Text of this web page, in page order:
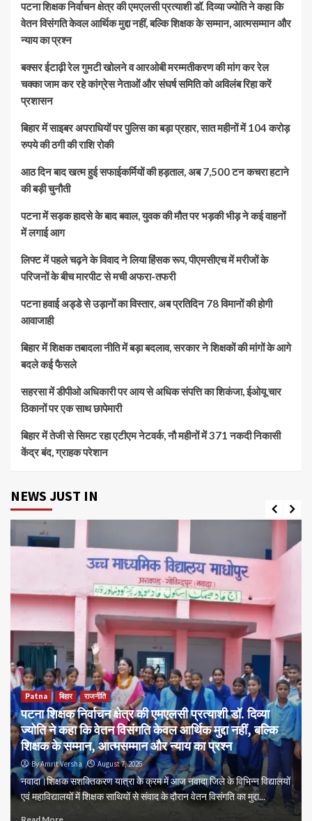
पटना शिक्षक निर्वाचन क्षेत्र की एमएलसी प्रत्याशी डॉ. दिव्या ज्योति ने कहा कि
वेतन विसंगति केवल आर्थिक मुद्दा नहीं, बल्कि शिक्षक के सम्मान, आत्मसम्मान और
न्याय का प्रश्न
बक्सर ईटाढ़ी रेल गुमटी खोलने व आरओबी मरम्मतीकरण की मांग कर रेल
चक्का जाम कर रहे कांग्रेस नेताओं और संघर्ष समिति को अविलंब रिहा करें
प्रशासन
बिहार में साइबर अपराधियों पर पुलिस का बड़ा प्रहार, सात महीनों में 104 करोड़
रुपये की ठगी की राशि रोकी
आठ दिन बाद खत्म हुई सफाईकर्मियों की हड़ताल, अब 7,500 टन कचरा हटाने
की बड़ी चुनौती
पटना में सड़क हादसे के बाद बवाल, युवक की मौत पर भड़की भीड़ ने कई वाहनों
में लगाई आग
लिफ्ट में पहले चढ़ने के विवाद ने लिया हिंसक रूप, पीएमसीएच में मरीजों के
परिजनों के बीच मारपीट से मची अफरा-तफरी
पटना हवाई अड्डे से उड़ानों का विस्तार, अब प्रतिदिन 78 विमानों की होगी
आवाजाही
बिहार में शिक्षक तबादला नीति में बड़ा बदलाव, सरकार ने शिक्षकों की मांगों के आगे
बदले कई फैसले
सहरसा में डीपीओ अधिकारी पर आय से अधिक संपत्ति का शिकंजा, ईओयू चार
ठिकानों पर एक साथ छापेमारी
बिहार में तेजी से सिमट रहा एटीएम नेटवर्क, नौ महीनों में 371 नकदी निकासी
केंद्र बंद, ग्राहक परेशान
NEWS JUST IN
Patna बिहार राजनीति
पटना शिक्षक निर्वाचन क्षेत्र की एमएलसी प्रत्याशी डॉ. दिव्या
ज्योति ने कहा कि वेतन विसंगति केवल आर्थिक मुद्दा नहीं, बल्कि
शिक्षक के सम्मान, आत्मसम्मान और न्याय का प्रश्न
By Amrit Versha August 7, 2026
नवादा।शिक्षक सशक्तिकरण यात्रा के क्रम में आज नवादा जिले के विभिन्न विद्यालयों
एवं महाविद्यालयों में शिक्षक साथियों से संवाद के दौरान वेतन विसंगति का मुद्दा...